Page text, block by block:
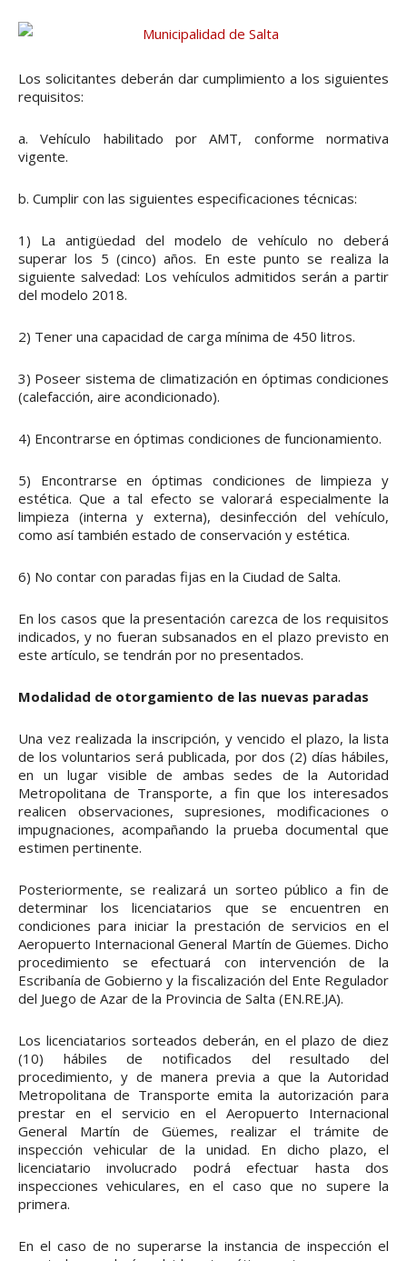
Los solicitantes deberán dar cumplimiento a los siguientes
requisitos:
a. Vehículo habilitado por AMT, conforme normativa
vigente.
b. Cumplir con las siguientes especificaciones técnicas:
1) La antigüedad del modelo de vehículo no deberá
superar los 5 (cinco) años. En este punto se realiza la
siguiente salvedad: Los vehículos admitidos serán a partir
del modelo 2018.
2) Tener una capacidad de carga mínima de 450 litros.
3) Poseer sistema de climatización en óptimas condiciones
(calefacción, aire acondicionado).
4) Encontrarse en óptimas condiciones de funcionamiento.
5) Encontrarse en óptimas condiciones de limpieza y
estética. Que a tal efecto se valorará especialmente la
limpieza (interna y externa), desinfección del vehículo,
como así también estado de conservación y estética.
6) No contar con paradas fijas en la Ciudad de Salta.
En los casos que la presentación carezca de los requisitos
indicados, y no fueran subsanados en el plazo previsto en
este artículo, se tendrán por no presentados.
Modalidad de otorgamiento de las nuevas paradas
Una vez realizada la inscripción, y vencido el plazo, la lista
de los voluntarios será publicada, por dos (2) días hábiles,
en un lugar visible de ambas sedes de la Autoridad
Metropolitana de Transporte, a fin que los interesados
realicen observaciones, supresiones, modificaciones o
impugnaciones, acompañando la prueba documental que
estimen pertinente.
Posteriormente, se realizará un sorteo público a fin de
determinar los licenciatarios que se encuentren en
condiciones para iniciar la prestación de servicios en el
Aeropuerto Internacional General Martín de Güemes. Dicho
procedimiento se efectuará con intervención de la
Escribanía de Gobierno y la fiscalización del Ente Regulador
del Juego de Azar de la Provincia de Salta (EN.RE.JA).
Los licenciatarios sorteados deberán, en el plazo de diez
(10) hábiles de notificados del resultado del
procedimiento, y de manera previa a que la Autoridad
Metropolitana de Transporte emita la autorización para
prestar en el servicio en el Aeropuerto Internacional
General Martín de Güemes, realizar el trámite de
inspección vehicular de la unidad. En dicho plazo, el
licenciatario involucrado podrá efectuar hasta dos
inspecciones vehiculares, en el caso que no supere la
primera.
En el caso de no superarse la instancia de inspección el